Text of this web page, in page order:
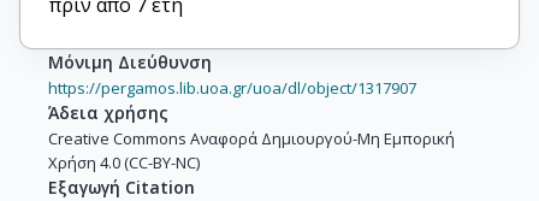
πριν από 7 έτη
Μόνιμη Διεύθυνση
https://pergamos.lib.uoa.gr/uoa/dl/object/1317907
Άδεια χρήσης
Creative Commons Αναφορά Δημιουργού-Μη Εμπορική
Χρήση 4.0 (CC-BY-NC)
Εξαγωγή Citation